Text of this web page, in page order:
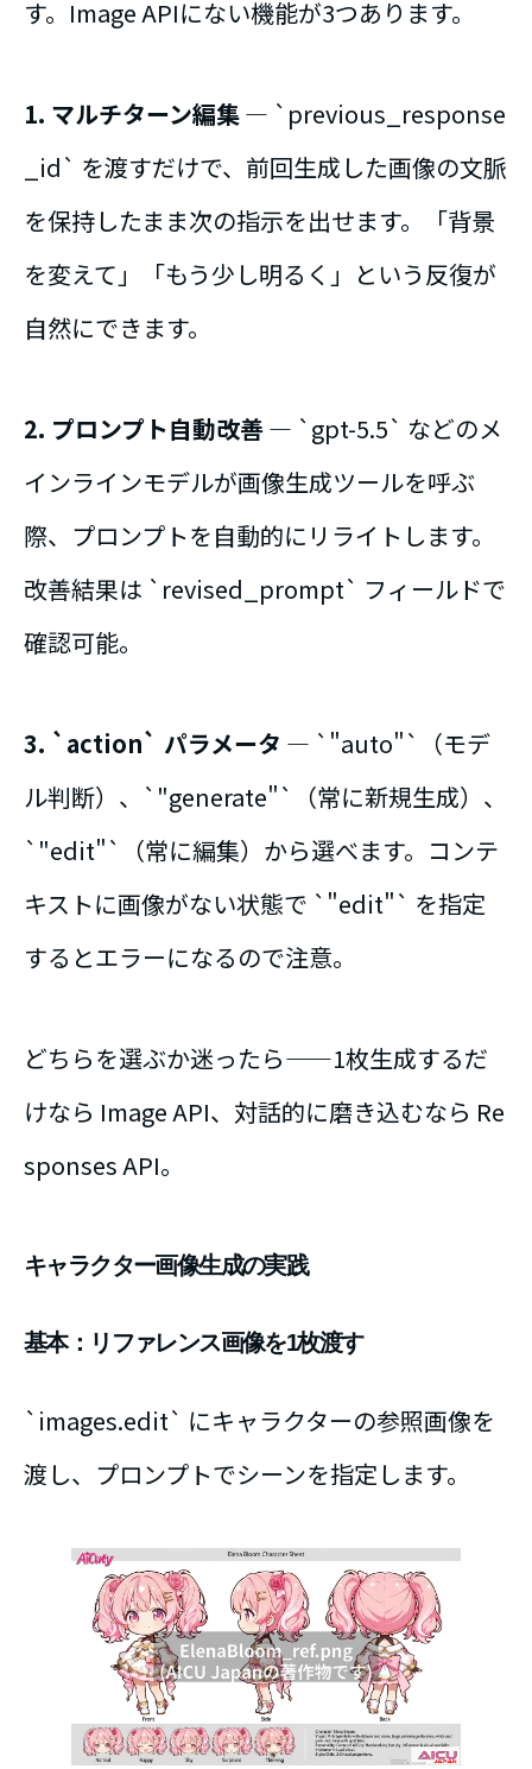
す。Image APIにない機能が3つあります。
1. マルチターン編集― `previous_response
_id` を渡すだけで、前回生成した画像の文脈
を保持したまま次の指示を出せます。「背景
を変えて」「もう少し明るく」という反復が
自然にできます。
2. プロンプト自動改善― `gpt-5.5` などのメ
インラインモデルが画像生成ツールを呼ぶ
際、プロンプトを自動的にリライトします。
改善結果は `revised_prompt` フィールドで
確認可能。
3. `action` パラメータ ― `"auto"`（モデ
ル判断）、`"generate"`（常に新規生成）、
`"edit"`（常に編集）から選べます。コンテ
キストに画像がない状態で `"edit"` を指定
するとエラーになるので注意。
どちらを選ぶか迷ったら――1枚生成するだ
けなら Image API、対話的に磨き込むなら Re
sponses API。
キャラクター画像生成の実践
基本：リファレンス画像を1枚渡す
`images.edit` にキャラクターの参照画像を
渡し、プロンプトでシーンを指定します。